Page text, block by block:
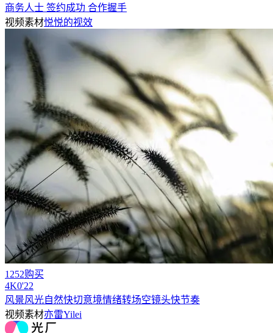
商务人士 签约成功 合作握手
视频素材悦悦的视效
1252购买
4K0'22
风景风光自然快切意境情绪转场空镜头快节奏
视频素材亦雷Yilei